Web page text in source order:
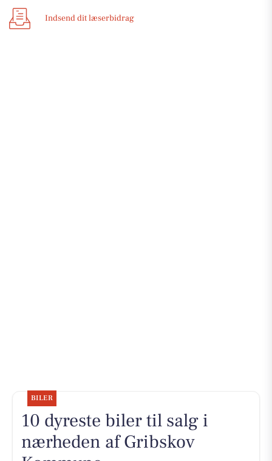
Indsend dit læserbidrag
BILER
10 dyreste biler til salg i
nærheden af Gribskov